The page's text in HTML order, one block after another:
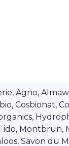
Agno,
Cosbionat,
Savon du